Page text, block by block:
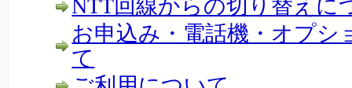
NTT回線からの切り替えに
お申込み・電話機・オプシ
て